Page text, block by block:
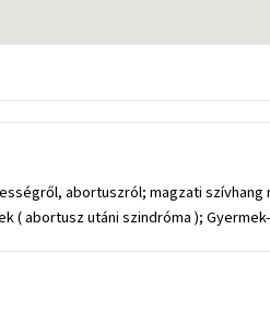
abortuszról; magzati
( abortusz utáni szindróma );